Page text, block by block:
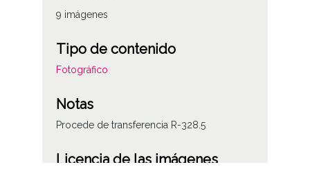
9 imágenes
Tipo de contenido
Fotográfico
Notas
Procede de transferencia R-328.5
Licencia de las imágenes